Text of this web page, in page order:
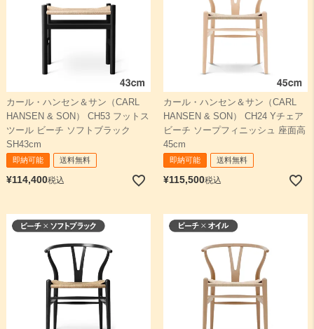
カール・ハンセン＆サン（CARL
HANSEN & SON） CH53 フットス
ツール ビーチ ソフトブラック
SH43cm
即納可能 送料無料
¥114,400税込
カール・ハンセン＆サン（CARL
HANSEN & SON） CH24 Yチェア
ビーチ ソープフィニッシュ 座面高
45cm
即納可能 送料無料
¥115,500税込